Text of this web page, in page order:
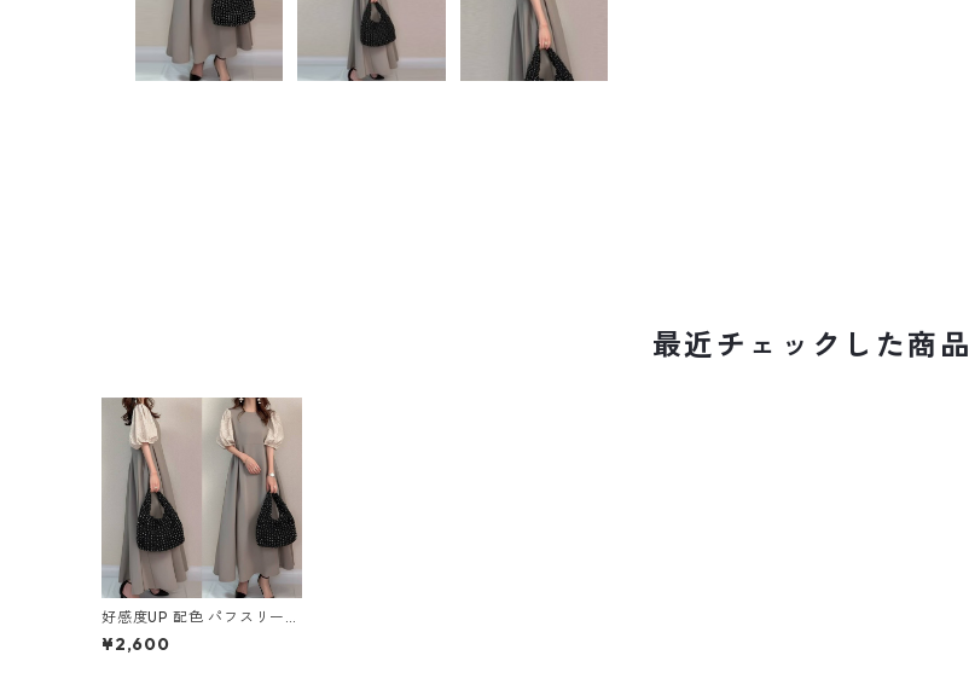
最近チェックした商品
好感度UP 配色 パフスリーブ
ラウンドネック Aライン ワ
ンピース m-757
¥2,600